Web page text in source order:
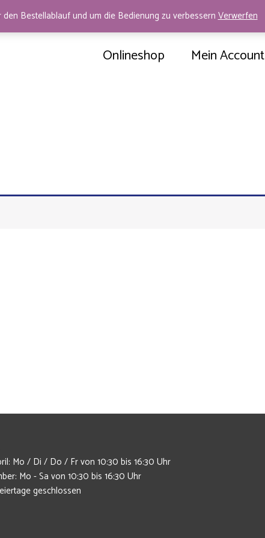
Bestellablauf und um die Bedienung zu verbessernVerwerfen
Onlineshop Mein Account
Mo / Di / Do / Fr von 10:30 bis 16:30 Uhr
Mo - Sa von 10:30 bis 16:30 Uhr
geschlossen